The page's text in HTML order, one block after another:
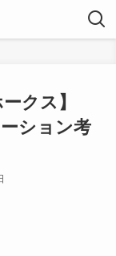
クス】
ション考